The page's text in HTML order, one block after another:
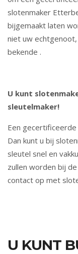
slotenmaker
bijgemaakt laten
niet uw
bekende .
U kunt
sleutelmaker!
Een
Dan kunt u bij
sleutel snel en
zullen worden bij
contact op met
U KUNT